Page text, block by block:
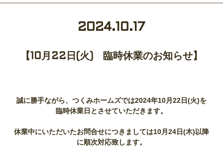
2024.10.17
【10月22日(火) 臨時休業のお知らせ】
誠に勝手ながら、つくみホームズでは2024年10月22日(火)を
臨時休業日とさせていただきます。
休業中にいただいたお問合せにつきましては10月24日(木)以降
に順次対応致します。